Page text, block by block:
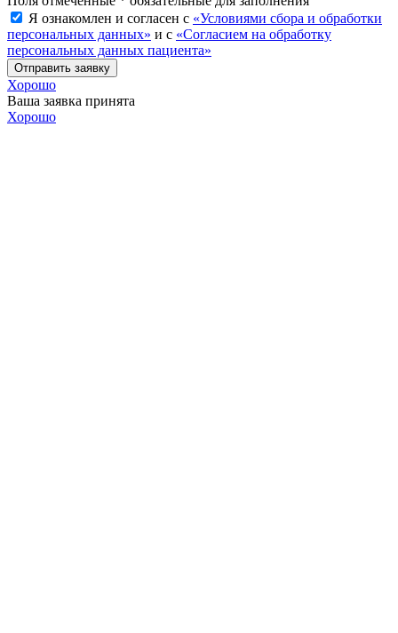
Я ознакомлен и согласен с «Условиями сбора и обработки
персональных данных» и с «Согласием на обработку
персональных данных пациента»
Отправить заявку
Хорошо
Ваша заявка принята
Хорошо